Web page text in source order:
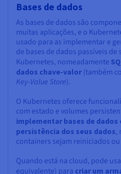
Bases de dados
As bases de dados são
muitas aplicações, e o
usado para as implementar e
de bases de dados passíveis
Kubernetes, nomeadamente
dados chave-valor (também
Key-Value Store).
O Kubernetes oferece
com estado e volumes
implementar bases de dados
persistência dos seus dados,
containers sejam reiniciados
Quando está na cloud, pode
equivalente) para criar um